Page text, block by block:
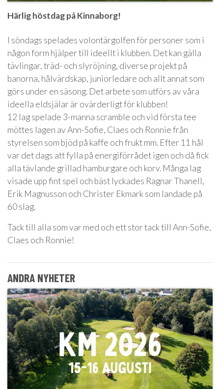
Härlig höstdag på Kinnaborg!
I söndags spelades volontärgolfen för personer som i
någon form hjälper till ideellt i klubben. Det kan gälla
tävlingar, träd- och slyröjning, diverse projekt på
banorna, hålvärdskap, juniorledare och allt annat som
görs under en säsong. Det arbete som utförs av våra
ideella eldsjälar är ovärderligt för klubben!
12 lag spelade 3-manna scramble och vid första tee
möttes lagen av Ann-Sofie, Claes och Ronnie från
styrelsen som bjöd på kaffe och frukt mm. Efter 11 hål
var det dags att fylla på energiförrådet igen och då fick
alla tävlande grillad hamburgare och korv. Många lag
visade upp fint spel och bäst lyckades Ragnar Thanell,
Erik Magnusson och Christer Ekmark som landade på
60 slag.
Tack till alla som var med och ett stor tack till Ann-Sofie,
Claes och Ronnie!
ANDRA NYHETER